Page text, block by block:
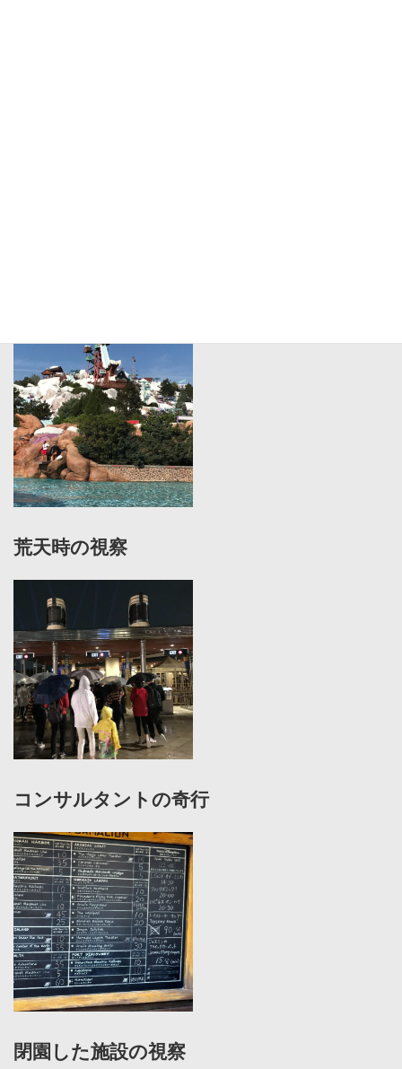
荒天時の視察
コンサルタントの奇行
閉園した施設の視察